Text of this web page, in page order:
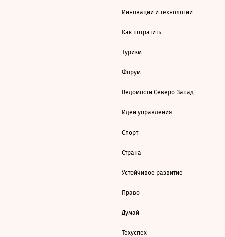
Инновации и технологии
Как потратить
Туризм
Форум
Ведомости Северо-Запад
Идеи управления
Спорт
Страна
Устойчивое развитие
Право
Думай
Техуспех